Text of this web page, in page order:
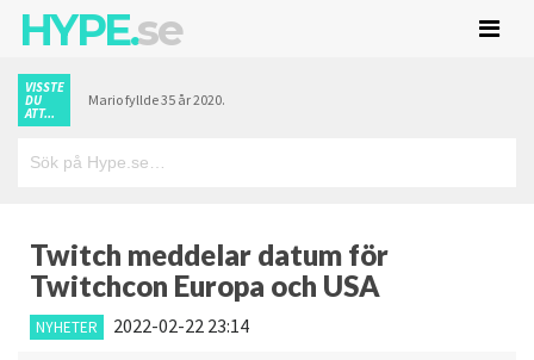
HYPE.se
VISSTE
DU
ATT...
Mario fyllde 35 år 2020.
Twitch meddelar datum för
Twitchcon Europa och USA
NYHETER 2022-02-22 23:14